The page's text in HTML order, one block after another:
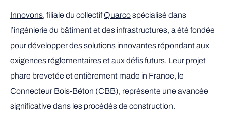
Innovons, filiale du collectifQuarcospécialisé dans
l’ingénierie du bâtiment et des infrastructures, a été fondée
pour développer des solutions innovantes répondant aux
exigences réglementaires et aux défis futurs. Leur projet
phare brevetée et entièrement made in France, le
Connecteur Bois-Béton (CBB), représente une avancée
significative dans les procédés de construction.